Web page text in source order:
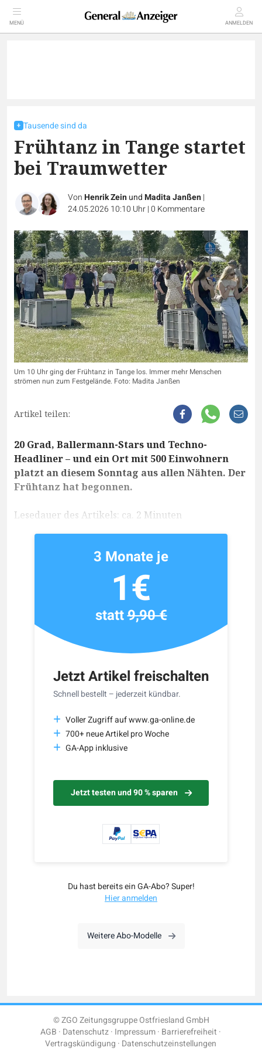
MENÜ ANMELDEN
Tausende sind da
Frühtanz in Tange startet
bei Traumwetter
VonHenrik ZeinundMadita Janßen|
24.05.2026 10:10 Uhr|0 Kommentare
Um 10 Uhr ging der Frühtanz in Tange los. Immer mehr Menschen
strömen nun zum Festgelände. Foto: Madita Janßen
Artikel teilen:
20 Grad, Ballermann-Stars und Techno-
Headliner – und ein Ort mit 500 Einwohnern
platzt an diesem Sonntag aus allen Nähten. Der
Frühtanz hat begonnen.
Lesedauer des Artikels: ca. 2 Minuten
Jetzt Artikel freischalten
Schnell bestellt – jederzeit kündbar.
Voller Zugriff auf www.ga-online.de
700+ neue Artikel pro Woche
GA-App inklusive
Jetzt testen und 90 % sparen
3 Monate je
1€
statt9,90 €
Du hast bereits ein GA-Abo? Super!
Hier anmelden
Weitere Abo-Modelle
© ZGO Zeitungsgruppe Ostfriesland GmbH
AGB Datenschutz Impressum Barrierefreiheit
Vertragskündigung Datenschutzeinstellungen